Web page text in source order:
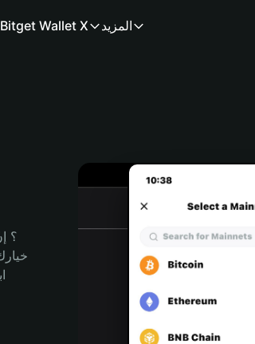
Bitget Wallet X المزيد